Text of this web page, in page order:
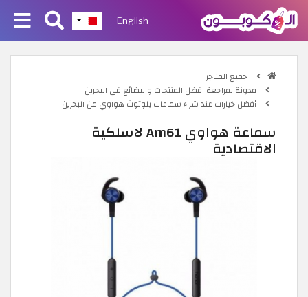
English
جميع المتاجر
مدونة لمراجعة افضل المنتجات والبضائع في البحرين
أفضل خيارات عند شراء سماعات بلوتوث هواوي من البحرين
سماعة هواوي Am61 لاسلكية
الاقتصادية